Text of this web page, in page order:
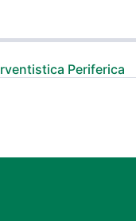
Periferica